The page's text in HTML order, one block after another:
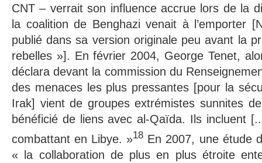
CNT – verrait son influence accrue lors de la
la coalition de Benghazi venait à l’emporter
publié dans sa version originale peu avant la
rebelles »]. En février 2004, George Tenet,
déclara devant la commission du
des menaces les plus pressantes [pour la
Irak] vient de groupes extrémistes sunnites
bénéficié de liens avec al-Qaïda. Ils incluent
combattant en Libye. »18 En 2007, une étude
« la collaboration de plus en plus étroite